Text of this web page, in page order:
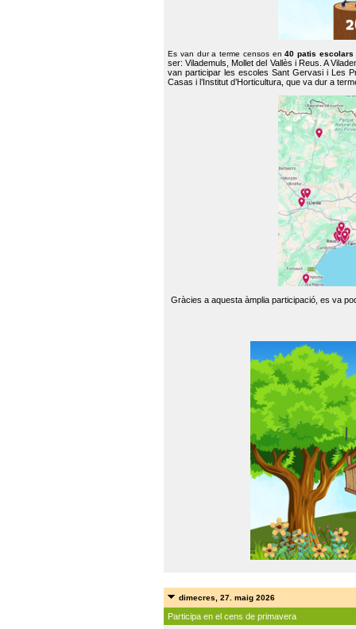
Es van dur a terme censos en40 patis escolars
ser: Vilademuls, Mollet del Vallès i Reus. A
van participar les escoles Sant Gervasi i Les
Casas i l’Institut d’Horticultura, que va dur a
Gràcies a aquesta àmplia participació, es va
dimecres, 27. maig 2026
Participa en el cens de primavera